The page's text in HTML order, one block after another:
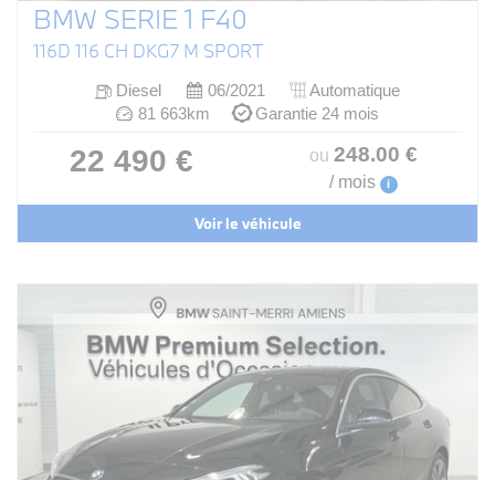
BMW SERIE 1 F40
116D 116 CH DKG7 M SPORT
Diesel 06/2021
Automatique
81 663km
Garantie 24 mois
22 490 € ou 248.00 €
/ mois i
Voir le véhicule